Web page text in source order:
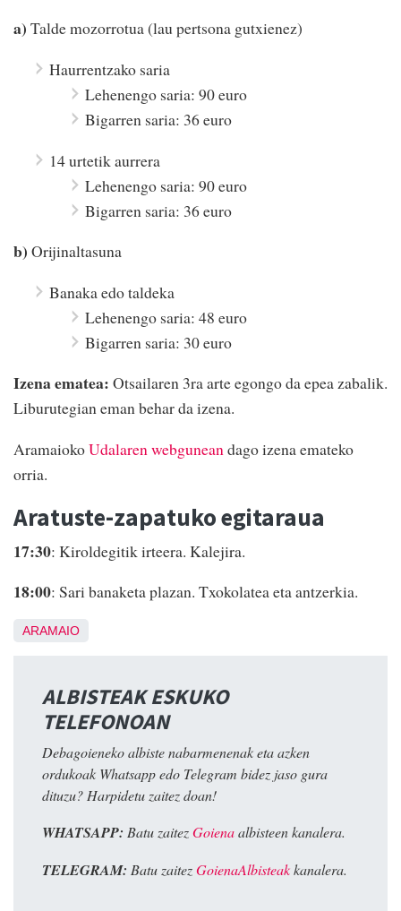
a) Talde mozorrotua (lau pertsona gutxienez)
Haurrentzako saria
Lehenengo saria: 90 euro
Bigarren saria: 36 euro
14 urtetik aurrera
Lehenengo saria: 90 euro
Bigarren saria: 36 euro
b) Orijinaltasuna
Banaka edo taldeka
Lehenengo saria: 48 euro
Bigarren saria: 30 euro
Izena ematea: Otsailaren 3ra arte egongo da epea zabalik.
Liburutegian eman behar da izena.
AramaiokoUdalaren webguneandago izena emateko
orria.
Aratuste-zapatuko egitaraua
17:30: Kiroldegitik irteera. Kalejira.
18:00: Sari banaketa plazan. Txokolatea eta antzerkia.
ARAMAIO
ALBISTEAK ESKUKO
TELEFONOAN
Debagoieneko albiste nabarmenenak eta azken
ordukoak Whatsapp edo Telegram bidez jaso gura
dituzu? Harpidetu zaitez doan!
WHATSAPP: Batu zaitezGoienaalbisteen kanalera.
TELEGRAM: Batu zaitezGoienaAlbisteakkanalera.